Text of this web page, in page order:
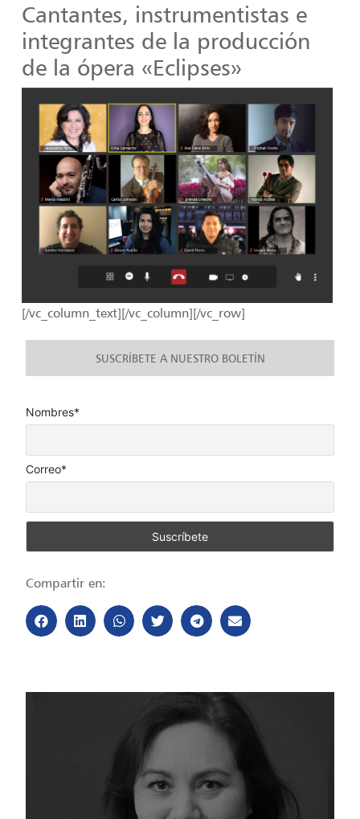
Cantantes, instrumentistas e
integrantes de la producción
de la ópera «Eclipses»
[/vc_column_text][/vc_column][/vc_row]
SUSCRÍBETE A NUESTRO BOLETÍN
Nombres*
Correo*
Compartir en: